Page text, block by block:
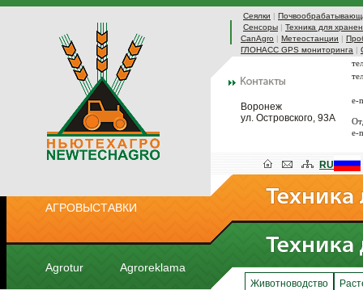
Сеялки |
Сенсоры | Техника для
CanAgro | Метеостанции |
ГЛОНАСС GPS мониторинга |
Воронеж
ул. Островского, 93А
e-
e-
АГРОВЫСТАВКИ
Agrotur Agroreklama
RU
Животноводство